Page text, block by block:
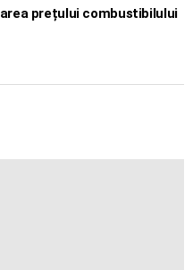
prețului combustibilului